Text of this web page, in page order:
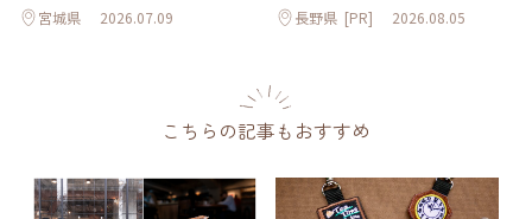
宮城県 2026.07.09 長野県 [PR] 2026.08.05
こちらの記事もおすすめ